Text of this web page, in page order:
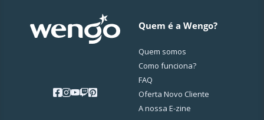
desafios únicos de cada pessoa.
Além disso, estou sempre em busca de aprimorar
meus conhecimentos sobre as cartas e outras
práticas espirituais que podem complementar as
leituras, pois tenho a convicção de que quanto
mais procuramos nos aprimorar, mais próximo
chegamos da nossa missão-destino.
Quem é a Wengo?
Quem somos
Como funciona?
FAQ
Oferta Novo Cliente
A nossa E-zine